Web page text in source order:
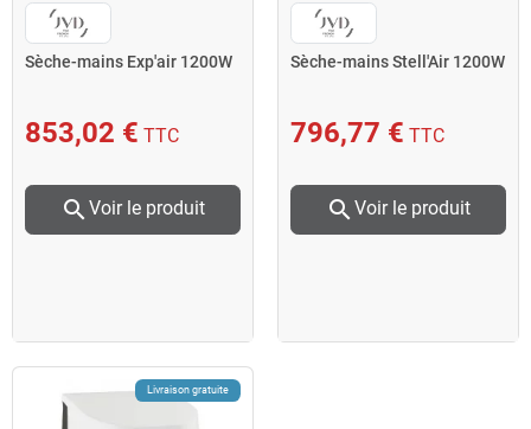
Sèche-mains Exp'air 1200W
853,02 € TTC
search Voir le produit
Sèche-mains Stell'Air 1200W
796,77 € TTC
search Voir le produit
Livraison gratuite